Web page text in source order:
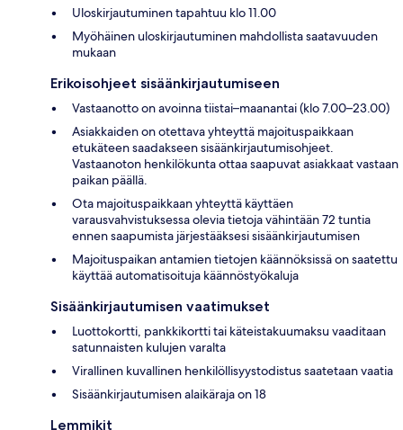
Uloskirjautuminen tapahtuu klo 11.00
Myöhäinen uloskirjautuminen mahdollista saatavuuden
mukaan
Erikoisohjeet sisäänkirjautumiseen
Vastaanotto on avoinna tiistai–maanantai (klo 7.00–23.00)
Asiakkaiden on otettava yhteyttä majoituspaikkaan
etukäteen saadakseen sisäänkirjautumisohjeet.
Vastaanoton henkilökunta ottaa saapuvat asiakkaat vastaan
paikan päällä.
Ota majoituspaikkaan yhteyttä käyttäen
varausvahvistuksessa olevia tietoja vähintään 72 tuntia
ennen saapumista järjestääksesi sisäänkirjautumisen
Majoituspaikan antamien tietojen käännöksissä on saatettu
käyttää automatisoituja käännöstyökaluja
Sisäänkirjautumisen vaatimukset
Luottokortti, pankkikortti tai käteistakuumaksu vaaditaan
satunnaisten kulujen varalta
Virallinen kuvallinen henkilöllisyystodistus saatetaan vaatia
Sisäänkirjautumisen alaikäraja on 18
Lemmikit